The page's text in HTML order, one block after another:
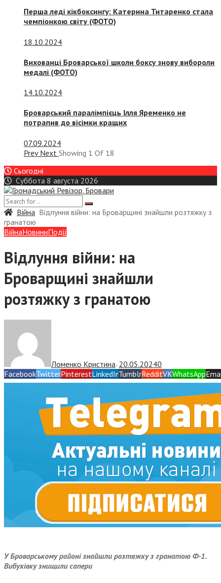
Перша леді кікбоксингу: Катерина Титаренко стала
чемпіонкою світу (ФОТО)
18.10.2024
Вихованці Броварської школи боксу знову вибороли
медалі (ФОТО)
14.10.2024
Броварський паралімпієць Ілля Яременко не
потрапив до вісімки кращих
07.09.2024
Prev Next Showing 1 Of 18
Сьогодні
Суббота 8 августа 2026
Війна Відлуння війни: на Броварщині знайшли розтяжку з
гранатою
ВійнаНовиниПодії
Відлуння війни: на
Броварщині знайшли
розтяжку з гранатою
Ломенко Кристина— 20.05.20240
FacebookTwitterPinterestLinkedInTumblrRedditVKWhatsApp
У Броварському районі знайшли розтяжку з гранатою Ф-1.
Вибухівку знищили сапери